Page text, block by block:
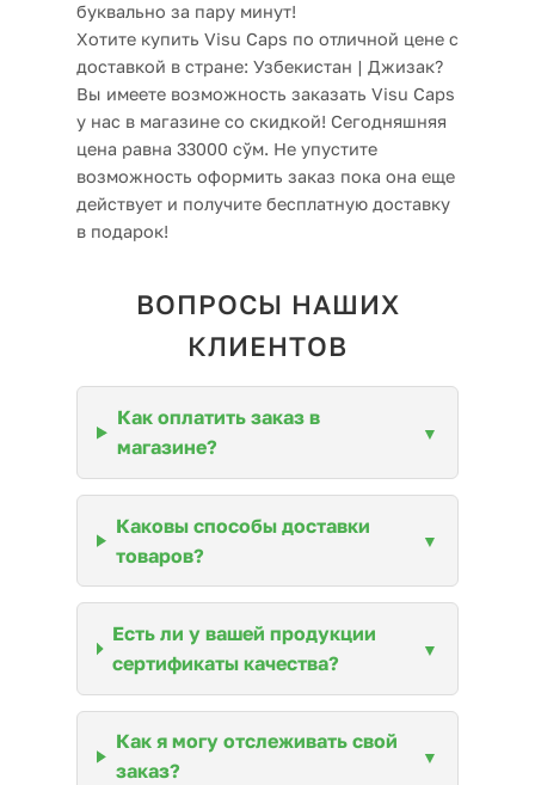
буквально за пару минут!
Хотите купить Visu Caps по отличной цене с
доставкой в стране: Узбекистан | Джизак?
Вы имеете возможность заказать Visu Caps
у нас в магазине со скидкой! Сегодняшняя
цена равна 33000 сўм. Не упустите
возможность оформить заказ пока она еще
действует и получите бесплатную доставку
в подарок!
ВОПРОСЫ НАШИХ
КЛИЕНТОВ
Как оплатить заказ в
магазине?
Каковы способы доставки
товаров?
Есть ли у вашей продукции
сертификаты качества?
Как я могу отслеживать свой
заказ?